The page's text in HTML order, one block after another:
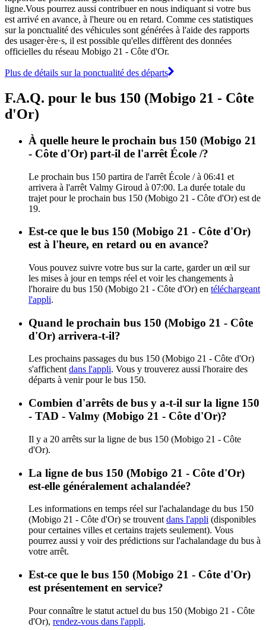
ligne.Vous pourrez aussi contribuer en nous indiquant si votre bus
est arrivé en avance, à l'heure ou en retard. Comme ces statistiques
sur la ponctualité des véhicules sont générées à l'aide des rapports
des usager·ère·s, il est possible qu'elles diffèrent des données
officielles du réseau Mobigo 21 - Côte d'Or.
Plus de détails sur la ponctualité des départs
F.A.Q. pour le bus 150 (Mobigo 21 - Côte
d'Or)
À quelle heure le prochain bus 150 (Mobigo 21
- Côte d'Or) part-il de l'arrêt École /?
Le prochain bus 150 partira de l'arrêt École / à 06:41 et
arrivera à l'arrêt Valmy Giroud à 07:00. La durée totale du
trajet pour le prochain bus 150 (Mobigo 21 - Côte d'Or) est de
19.
Est-ce que le bus 150 (Mobigo 21 - Côte d'Or)
est à l'heure, en retard ou en avance?
Vous pouvez suivre votre bus sur la carte, garder un œil sur
les mises à jour en temps réel et voir les changements à
l'horaire du bus 150 (Mobigo 21 - Côte d'Or) en téléchargeant
l'appli.
Quand le prochain bus 150 (Mobigo 21 - Côte
d'Or) arrivera-t-il?
Les prochains passages du bus 150 (Mobigo 21 - Côte d'Or)
s'affichent dans l'appli. Vous y trouverez aussi l'horaire des
départs à venir pour le bus 150.
Combien d'arrêts de bus y a-t-il sur la ligne 150
- TAD - Valmy (Mobigo 21 - Côte d'Or)?
Il y a 20 arrêts sur la ligne de bus 150 (Mobigo 21 - Côte
d'Or).
La ligne de bus 150 (Mobigo 21 - Côte d'Or)
est-elle généralement achalandée?
Les informations en temps réel sur l'achalandage du bus 150
(Mobigo 21 - Côte d'Or) se trouvent dans l'appli (disponibles
pour certaines villes et certains trajets seulement). Vous
pourrez aussi y voir des prédictions sur l'achalandage du bus à
votre arrêt.
Est-ce que le bus 150 (Mobigo 21 - Côte d'Or)
est présentement en service?
Pour connaître le statut actuel du bus 150 (Mobigo 21 - Côte
d'Or), rendez-vous dans l'appli.